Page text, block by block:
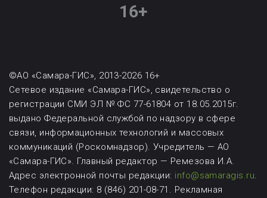
©АО «Самара-ГИС», 2013-2026 16+
Сетевое издание «Самара-ГИС», свидетельство о
регистрации СМИ ЭЛ № ФС 77-61804 от 18.05.2015г.
выдано Федеральной службой по надзору в сфере
связи, информационных технологий и массовых
коммуникаций (Роскомнадзор). Учредитель — АО
«Самара-ГИС». Главный редактор — Ремезова И.А.
Адрес электронной почты редакции: info@samaragis.ru.
Телефон редакции: 8 (846) 201-08-71. Рекламная